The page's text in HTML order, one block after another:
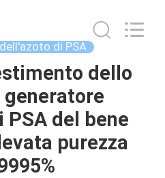
di PSA
dello
generatore
PSA del bene
purezza